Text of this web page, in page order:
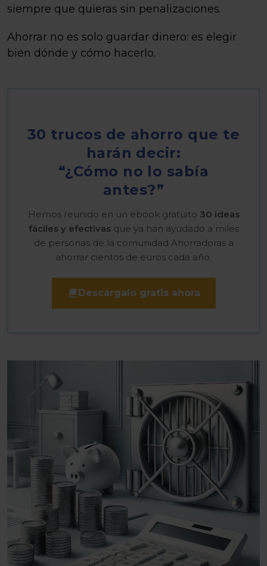
siempre que quieras sin penalizaciones.
Ahorrar no es solo guardar dinero: es elegir
bien dónde y cómo hacerlo.
30 trucos de ahorro que te
harán decir:
“¿Cómo no lo sabía
antes?”
Hemos reunido en un ebook gratuito 30 ideas
fáciles y efectivasque ya han ayudado a miles
de personas de la comunidad Ahorradoras a
ahorrar cientos de euros cada año.
Descárgalo gratis ahora